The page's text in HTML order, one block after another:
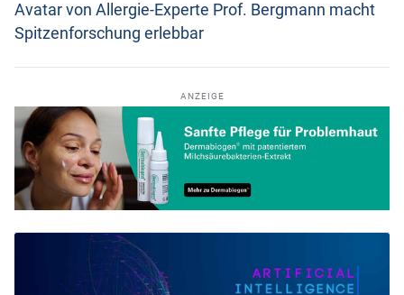
Avatar von Allergie-Experte Prof. Bergmann macht
Spitzenforschung erlebbar
ANZEIGE